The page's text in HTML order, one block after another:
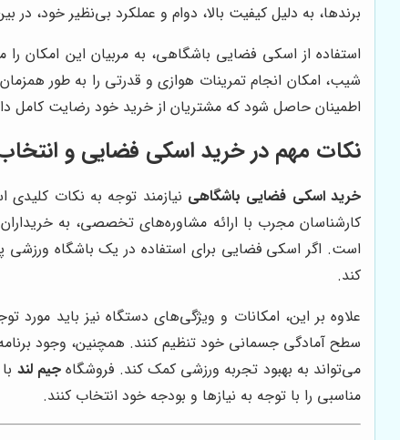
برندها، به دلیل کیفیت بالا، دوام و عملکرد بی‌نظیر خود، در
استفاده از اسکی فضایی باشگاهی، به مربیان این امکان
شیب، امکان انجام تمرینات هوازی و قدرتی را به طور
اطمینان حاصل شود که مشتریان از خرید خود رضایت کامل
نکات مهم در خرید اسکی فضایی و
خرید اسکی فضایی باشگاهی نیازمند توجه به نکات
کارشناسان مجرب با ارائه مشاوره‌های تخصصی، به
است. اگر اسکی فضایی برای استفاده در یک باشگاه ورزشی
کند.
علاوه بر این، امکانات و ویژگی‌های دستگاه نیز باید مورد
سطح آمادگی جسمانی خود تنظیم کنند. همچنین، وجود
می‌تواند به بهبود تجربه ورزشی کمک کند. فروشگاهجیم لند
مناسبی را با توجه به نیازها و بودجه خود انتخاب کنند.